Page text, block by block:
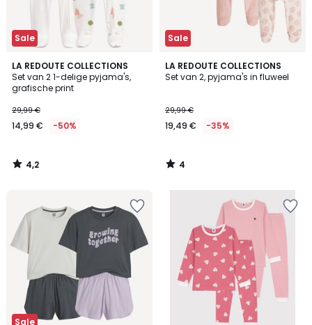
Sale
LA REDOUTE COLLECTIONS
Set van 2 1-delige pyjama's,
grafische print
29,99 €
14,99 € -50%
4,2
/ 5
4,2
/
Sale
LA REDOUTE COLLECTIONS
Set van 2, pyjama's in fluweel
29,99 €
19,49 € -35%
4
/
4
/
Sale